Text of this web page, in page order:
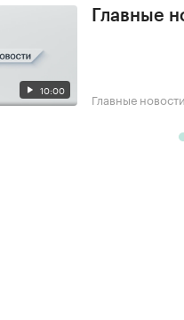
10:00
Главные
Главные новости